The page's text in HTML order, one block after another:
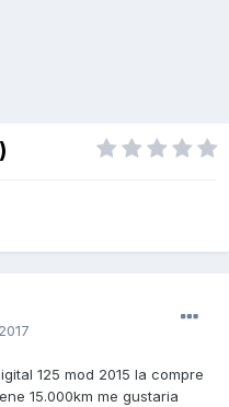
125 mod 2015 la compre
15.000km me gustaria